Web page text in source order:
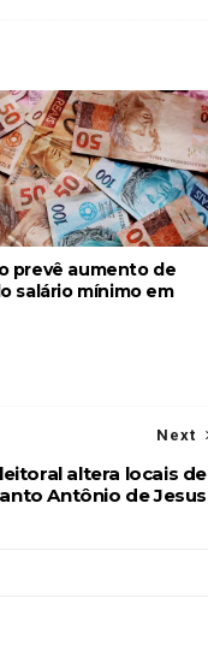
prevê aumento de
salário mínimo em
Next
altera locais de
Antônio de Jesus